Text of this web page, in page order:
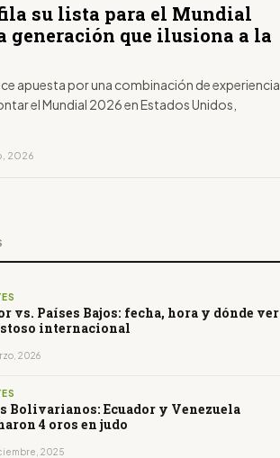
su lista para el Mundial
generación que ilusiona a la
apuesta por una combinación de experiencia
el Mundial 2026 en Estados Unidos,
2026
vs. Países Bajos: fecha, hora y dónde ver
internacional
2026
Bolivarianos: Ecuador y Venezuela
4 oros en judo
2025